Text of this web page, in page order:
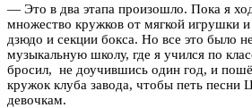
— Это в два этапа произошло. Пока я
множество кружков от мягкой игрушки
дзюдо и секции бокса. Но все это было
музыкальную школу, где я учился по
бросил, не доучившись один год, и
кружок клуба завода, чтобы петь песни
девочкам.